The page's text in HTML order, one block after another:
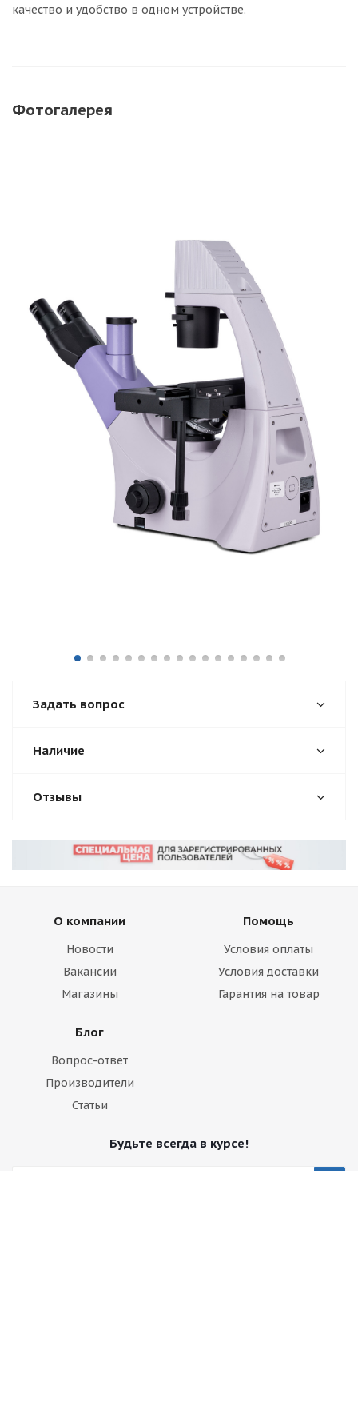
качество и удобство в одном устройстве.
Фотогалерея
Задать вопрос
Наличие
Отзывы
О компании
Новости
Вакансии
Магазины
Помощь
Условия оплаты
Условия доставки
Гарантия на товар
Блог
Вопрос-ответ
Производители
Статьи
Будьте всегда в курсе!